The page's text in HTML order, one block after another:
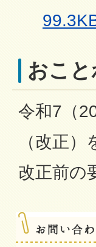
おこと
令和7（
（改正
改正前の